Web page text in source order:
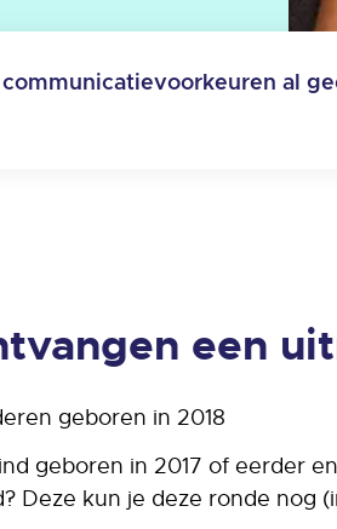
al
een
geboren in 2018
geboren in 2017 of eerder
Deze kun je deze ronde nog